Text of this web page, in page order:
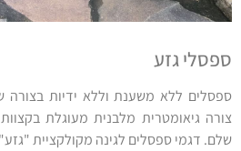
ספסלי גזע
ספסלים ללא משענת וללא ידיות בצורה
צורה גיאומטרית מלבנית מעוגלת
שלם. דגמי ספסלים לגינה מקולקציית